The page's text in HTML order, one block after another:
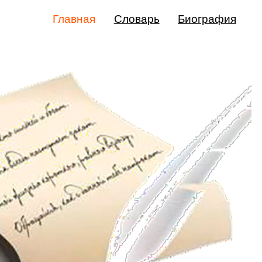
Главная Словарь Биография